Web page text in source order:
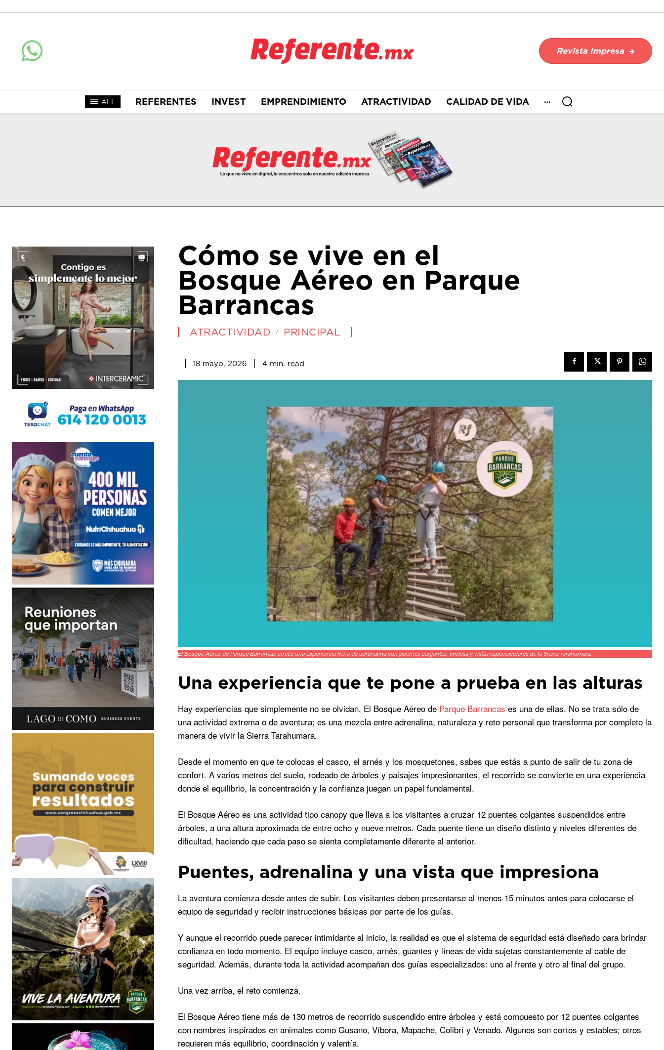
Revista Impresa
ALL REFERENTES INVEST EMPRENDIMIENTO ATRACTIVIDAD CALIDAD DE VIDA
Cómo se vive en el
Bosque Aéreo en Parque
Barrancas
ATRACTIVIDAD PRINCIPAL
18 mayo, 2026 4 min. read
El Bosque Aéreo de Parque Barrancas ofrece una experiencia llena de adrenalina con puentes colgantes, tirolesa y vistas espectaculares de la Sierra Tarahumara.
Una experiencia que te pone a prueba en las alturas
Hay experiencias que simplemente no se olvidan. El Bosque Aéreo de Parque Barrancas es una de ellas. No se trata sólo de
una actividad extrema o de aventura; es una mezcla entre adrenalina, naturaleza y reto personal que transforma por completo la
manera de vivir la Sierra Tarahumara.
Desde el momento en que te colocas el casco, el arnés y los mosquetones, sabes que estás a punto de salir de tu zona de
confort. A varios metros del suelo, rodeado de árboles y paisajes impresionantes, el recorrido se convierte en una experiencia
donde el equilibrio, la concentración y la confianza juegan un papel fundamental.
El Bosque Aéreo es una actividad tipo canopy que lleva a los visitantes a cruzar 12 puentes colgantes suspendidos entre
árboles, a una altura aproximada de entre ocho y nueve metros. Cada puente tiene un diseño distinto y niveles diferentes de
dificultad, haciendo que cada paso se sienta completamente diferente al anterior.
Puentes, adrenalina y una vista que impresiona
La aventura comienza desde antes de subir. Los visitantes deben presentarse al menos 15 minutos antes para colocarse el
equipo de seguridad y recibir instrucciones básicas por parte de los guías.
Y aunque el recorrido puede parecer intimidante al inicio, la realidad es que el sistema de seguridad está diseñado para brindar
confianza en todo momento. El equipo incluye casco, arnés, guantes y líneas de vida sujetas constantemente al cable de
seguridad. Además, durante toda la actividad acompañan dos guías especializados: uno al frente y otro al final del grupo.
Una vez arriba, el reto comienza.
El Bosque Aéreo tiene más de 130 metros de recorrido suspendido entre árboles y está compuesto por 12 puentes colgantes
con nombres inspirados en animales como Gusano, Víbora, Mapache, Colibrí y Venado. Algunos son cortos y estables; otros
requieren más equilibrio, coordinación y valentía.